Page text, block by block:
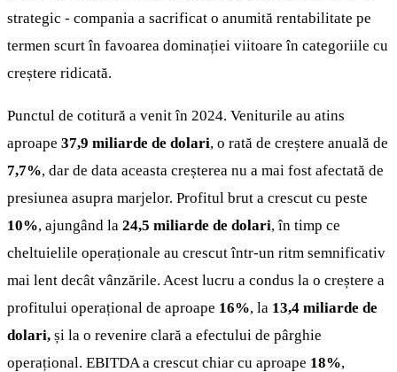
strategic - compania a sacrificat o anumită rentabilitate pe
termen scurt în favoarea dominației viitoare în categoriile cu
creștere ridicată.
Punctul de cotitură a venit în 2024. Veniturile au atins
aproape 37,9 miliarde de dolari, o rată de creștere anuală de
7,7%, dar de data aceasta creșterea nu a mai fost afectată de
presiunea asupra marjelor. Profitul brut a crescut cu peste
10%, ajungând la 24,5 miliarde de dolari, în timp ce
cheltuielile operaționale au crescut într-un ritm semnificativ
mai lent decât vânzările. Acest lucru a condus la o creștere a
profitului operațional de aproape 16%, la 13,4 miliarde de
dolari, și la o revenire clară a efectului de pârghie
operațional. EBITDA a crescut chiar cu aproape 18%,